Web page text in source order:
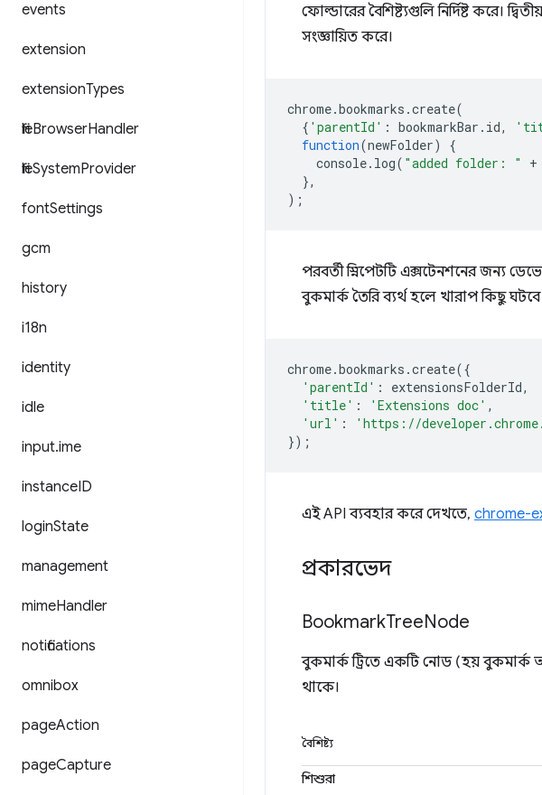
events
extension
extensionTypes
fileBrowserHandler
fileSystemProvider
fontSettings
gcm
history
i18n
identity
idle
input.ime
instanceID
loginState
management
mimeHandler
notifications
omnibox
pageAction
pageCapture
ফোল্ডারের বৈশিষ্ট্যগুলি নির্দিষ্ট করে।
সংজ্ঞায়িত করে।
chrome.bookmarks .create(
{ 'parentId' : bookmarkBar . id,
function(newFolder)
{
console. log( "added folder: " +
},
);
পরবর্তী স্নিপেটটি এক্সটেনশনের জন্য
বুকমার্ক তৈরি ব্যর্থ হলে খারাপ কিছু
chrome.bookmarks .create({
'parentId' : extensionsFolderId,
'title' : 'Extensions doc' ,
'url' : 'https://
});
এই API ব্যবহার করে দেখতে, chrome-
প্রকারভেদ
BookmarkTreeNode
বুকমার্ক ট্রিতে একটি নোড (হয় বুকমার্ক
থাকে।
বৈশিষ্ট্য
শিশুরা